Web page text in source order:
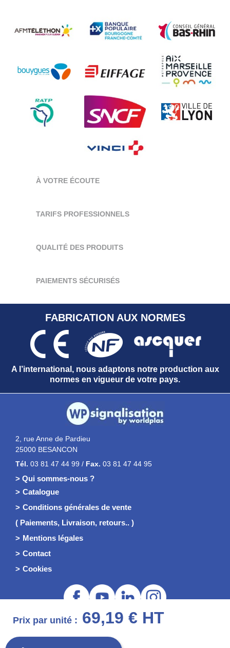
Prix par unité : 69,19 € HT
À VOTRE ÉCOUTE
TARIFS PROFESSIONNELS
QUALITÉ DES PRODUITS
PAIEMENTS SÉCURISÉS
FABRICATION AUX NORMES
A l’international, nous adaptons notre production aux
normes en vigueur de votre pays.
2, rue Anne de Pardieu
25000 BESANCON
Tél. 03 81 47 44 99 / Fax. 03 81 47 44 95
> Qui sommes-nous ?
Catalogue
Conditions générales de vente
( Paiements, Livraison, retours.. )
Mentions légales
Contact
Cookies